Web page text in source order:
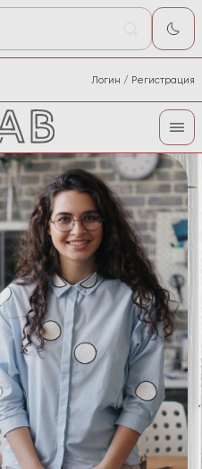
Логин / Регистрация